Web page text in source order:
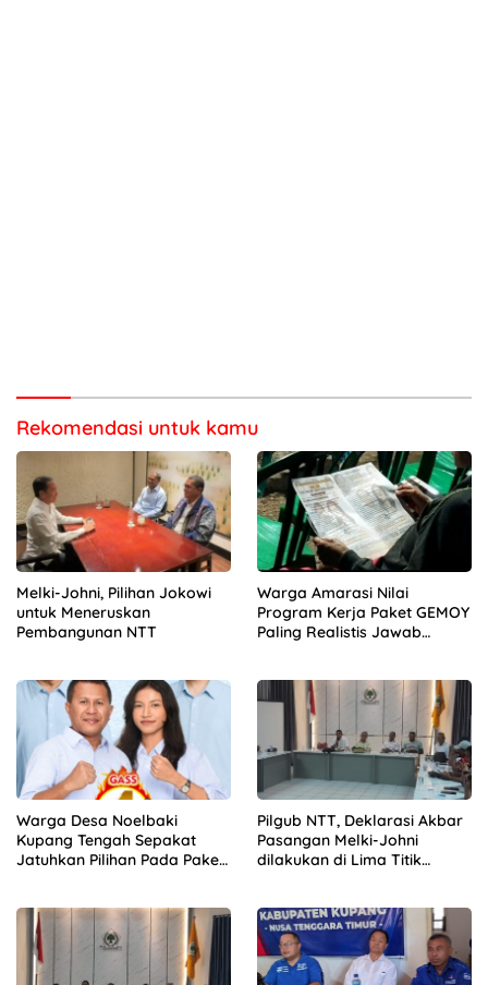
Rekomendasi untuk kamu
Melki-Johni, Pilihan Jokowi
untuk Meneruskan
Pembangunan NTT
Warga Amarasi Nilai
Program Kerja Paket GEMOY
Paling Realistis Jawab
Warga Desa Noelbaki
Kupang Tengah Sepakat
Jatuhkan Pilihan Pada Paket
Pilgub NTT, Deklarasi Akbar
Pasangan Melki-Johni
dilakukan di Lima Titik